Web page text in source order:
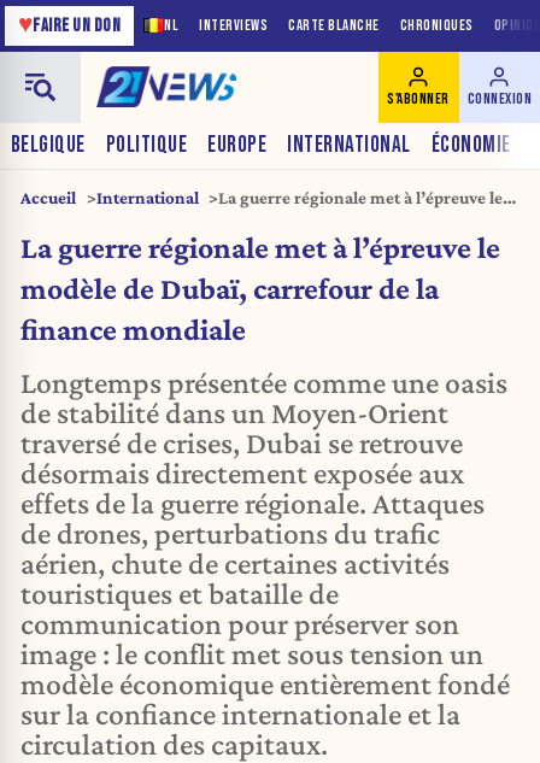
NL INTERVIEWS CARTE BLANCHE CHRONIQUES
♥FAIRE UN DON
BELGIQUE POLITIQUE EUROPE INTERNATIONAL ÉCONOMIE
S'ABONNER CONNEXION
Accueil International
La guerre régionale met à l’épreuve le
finance mondiale
La guerre régionale met à l’épreuve le
modèle de Dubaï, carrefour de la
finance mondiale
Longtemps présentée comme une oasis
de stabilité dans un Moyen-Orient
traversé de crises, Dubai se retrouve
désormais directement exposée aux
effets de la guerre régionale. Attaques
de drones, perturbations du trafic
aérien, chute de certaines activités
touristiques et bataille de
communication pour préserver son
image : le conflit met sous tension un
modèle économique entièrement fondé
sur la confiance internationale et la
circulation des capitaux.